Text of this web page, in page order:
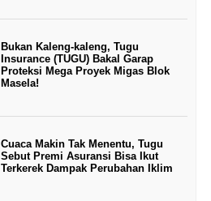
Bukan Kaleng-kaleng, Tugu
Insurance (TUGU) Bakal Garap
Proteksi Mega Proyek Migas Blok
Masela!
Cuaca Makin Tak Menentu, Tugu
Sebut Premi Asuransi Bisa Ikut
Terkerek Dampak Perubahan Iklim